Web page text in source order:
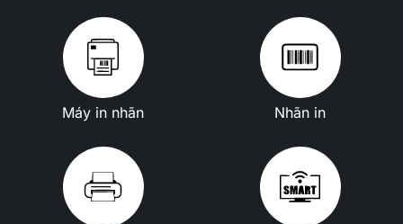
Máy in nhãn Nhãn in